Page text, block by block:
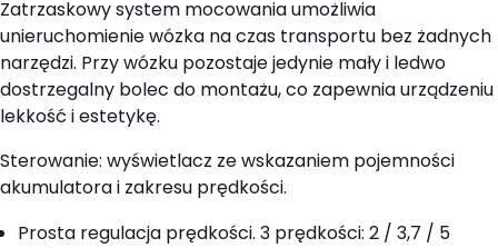
Zatrzaskowy system mocowania umożliwia
unieruchomienie wózka na czas transportu bez żadnych
narzędzi. Przy wózku pozostaje jedynie mały i ledwo
dostrzegalny bolec do montażu, co zapewnia urządzeniu
lekkość i estetykę.
Sterowanie: wyświetlacz ze wskazaniem pojemności
akumulatora i zakresu prędkości.
Prosta regulacja prędkości. 3 prędkości: 2 / 3,7 / 5